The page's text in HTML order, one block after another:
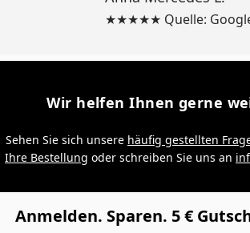
★★★★★ Quelle:
Wir helfen Ihnen gerne
Sehen Sie sich unsere häufig gestellten
Ihre Bestellung oder schreiben Sie uns an
Anmelden. Sparen. 5 €